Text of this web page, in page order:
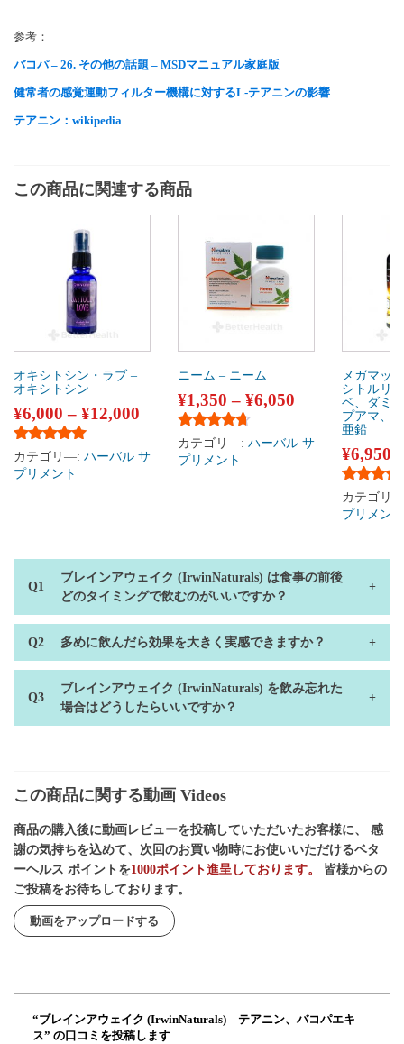
参考：
バコパ – 26. その他の話題 – MSDマニュアル家庭版
健常者の感覚運動フィルター機構に対するL-テアニンの影響
テアニン：wikipedia
この商品に関連する商品
オキシトシン・ラブ –
オキシトシン
¥6,000 – ¥12,000
5段階中 5.00の評価
カテゴリ―: ハーバル サ
プリメント
ニーム – ニーム
¥1,350 – ¥6,050
5段階中 4.50の評価
カテゴリ―: ハーバル サ
プリメント
メガマッ
シトルリ
ベ、ダミ
プアマ、
亜鉛
¥6,950
5段階中
カテゴリ
プリメント
ブレインアウェイク (IrwinNaturals) は食事の前後
どのタイミングで飲むのがいいですか？
多めに飲んだら効果を大きく実感できますか？
ブレインアウェイク (IrwinNaturals) を飲み忘れた
場合はどうしたらいいですか？
この商品に関する動画 Videos
商品の購入後に動画レビューを投稿していただいたお客様に、 感
謝の気持ちを込めて、次回のお買い物時にお使いいただけるベタ
ーヘルス ポイントを1000ポイント進呈しております。
皆様からの
ご投稿をお待ちしております。
動画をアップロードする
“ブレインアウェイク (IrwinNaturals) – テアニン、バコパエキ
ス” の口コミを投稿します